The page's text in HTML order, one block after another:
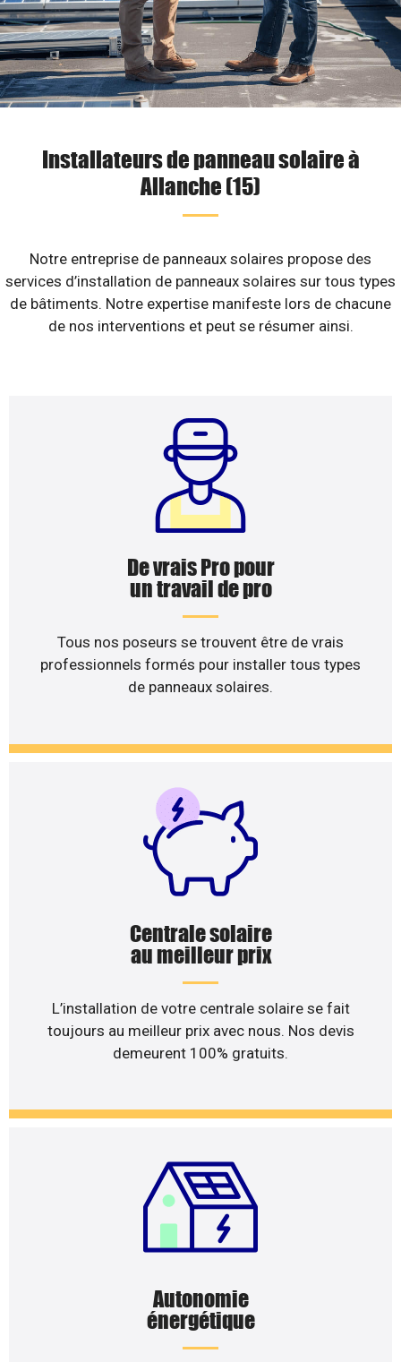
Installateurs de panneau solaire à
Allanche (15)
Notre entreprise de panneaux solaires propose des
services d’installation de panneaux solaires sur tous types
de bâtiments. Notre expertise manifeste lors de chacune
de nos interventions et peut se résumer ainsi.
De vrais Pro pour
un travail de pro
Tous nos poseurs se trouvent être de vrais
professionnels formés pour installer tous types
de panneaux solaires.
Centrale solaire
au meilleur prix
L’installation de votre centrale solaire se fait
toujours au meilleur prix avec nous. Nos devis
demeurent 100% gratuits.
Autonomie
énergétique